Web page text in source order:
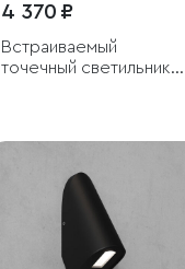
4 370 ₽
Встраиваемый
точечный светильник